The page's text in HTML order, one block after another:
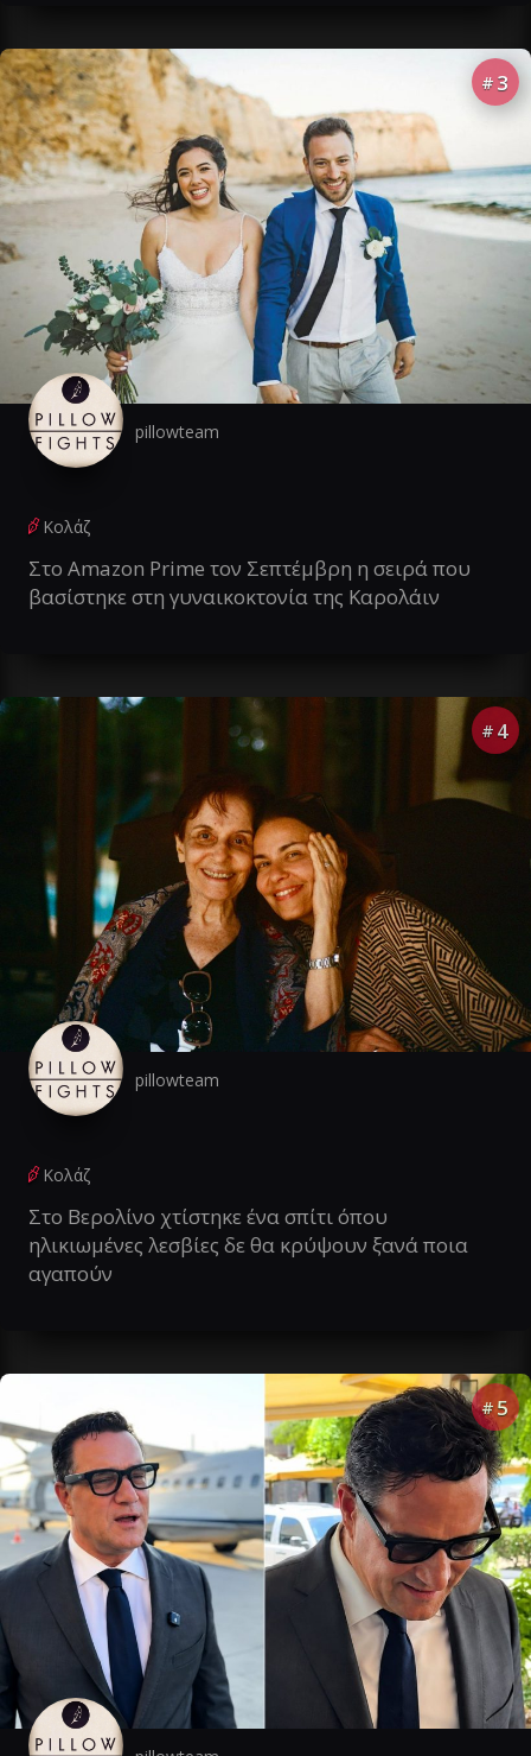
# 3
pillowteam
Κολάζ
Στο Amazon Prime τον Σεπτέμβρη η σειρά που
βασίστηκε στη γυναικοκτονία της Καρολάιν
# 4
pillowteam
Κολάζ
Στο Βερολίνο χτίστηκε ένα σπίτι όπου
ηλικιωμένες λεσβίες δε θα κρύψουν ξανά ποια
αγαπούν
# 5